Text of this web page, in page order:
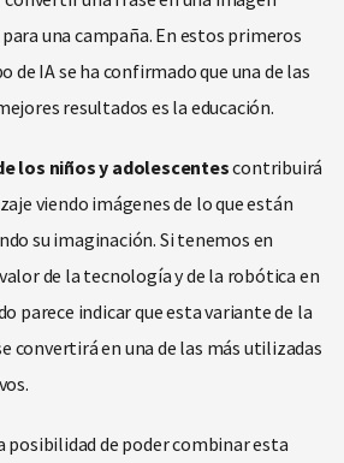
una campaña. En estos primeros
de IA se ha confirmado que una de las
resultados es la educación.
los niños y adolescentescontribuirá
viendo imágenes de lo que están
su imaginación. Si tenemos en
de la tecnología y de la robótica en
parece indicar que esta variante de la
convertirá en una de las más utilizadas
posibilidad de poder combinar esta